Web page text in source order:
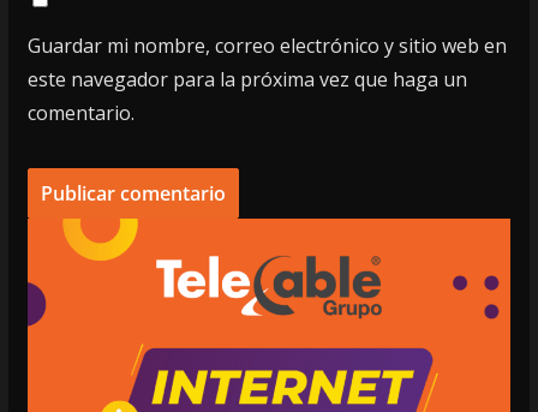
Guardar mi nombre, correo electrónico y sitio web en
este navegador para la próxima vez que haga un
comentario.